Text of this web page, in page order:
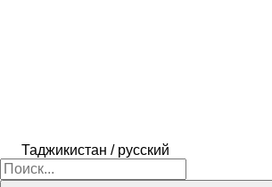
Таджикистан / русский